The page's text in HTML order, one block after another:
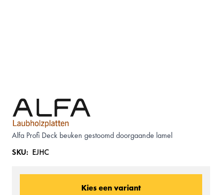
Alfa Profi Deck beuken gestoomd doorgaande lamel
SKU: EJHC
Kies een variant